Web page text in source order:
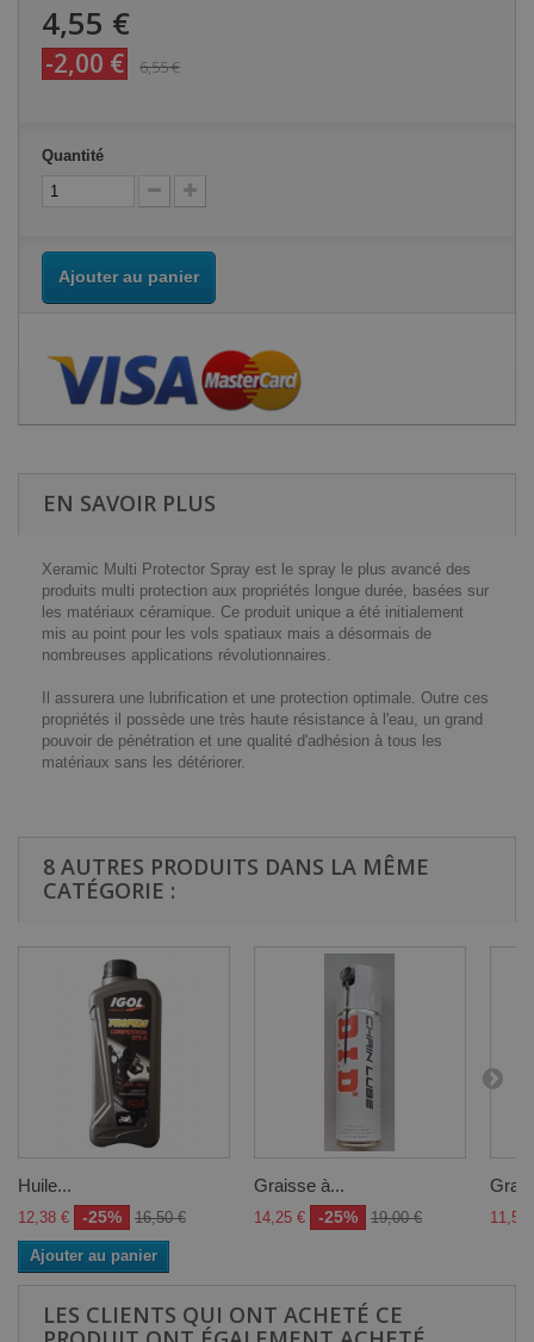
4,55 €
-2,00 € 6,55 €
Quantité
Ajouter au panier
EN SAVOIR PLUS
Xeramic Multi Protector Spray est le spray le plus avancé des
produits multi protection aux propriétés longue durée, basées sur
les matériaux céramique. Ce produit unique a été initialement
mis au point pour les vols spatiaux mais a désormais de
nombreuses applications révolutionnaires.
Il assurera une lubrification et une protection optimale. Outre ces
propriétés il possède une très haute résistance à l'eau, un grand
pouvoir de pénétration et une qualité d'adhésion à tous les
matériaux sans les détériorer.
8 AUTRES PRODUITS DANS LA MÊME
CATÉGORIE :
Huile...
12,38 € -25% 16,50 €
Ajouter au panier
Graisse à...
14,25 € -25% 19,00 € 11,54
LES CLIENTS QUI ONT ACHETÉ CE